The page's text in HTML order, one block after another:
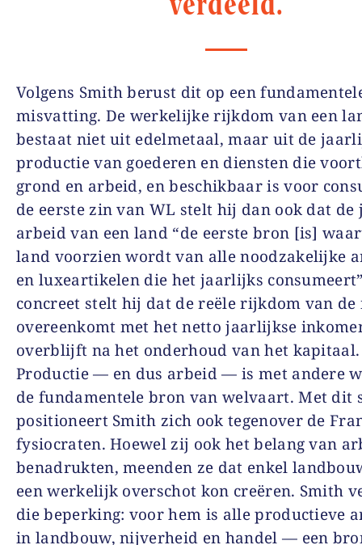
Volgens Smith berust dit op een
misvatting. De werkelijke rijkdom van een
bestaat niet uit edelmetaal, maar uit de
productie van goederen en diensten die
grond en arbeid, en beschikbaar is voor
de eerste zin van WL stelt hij dan ook dat
arbeid van een land “de eerste bron [is]
land voorzien wordt van alle noodzakelijke
en luxeartikelen die het jaarlijks
concreet stelt hij dat de reële rijkdom van
overeenkomt met het netto jaarlijkse
overblijft na het onderhoud van het
Productie — en dus arbeid — is met andere
de fundamentele bron van welvaart. Met dit
positioneert Smith zich ook tegenover de
fysiocraten. Hoewel zij ook het belang van
benadrukten, meenden ze dat enkel
een werkelijk overschot kon creëren. Smith
die beperking: voor hem is alle productieve
in landbouw, nijverheid en handel — een